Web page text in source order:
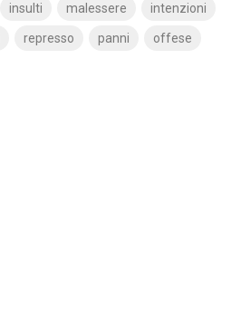
insulti malessere intenzioni
represso panni offese